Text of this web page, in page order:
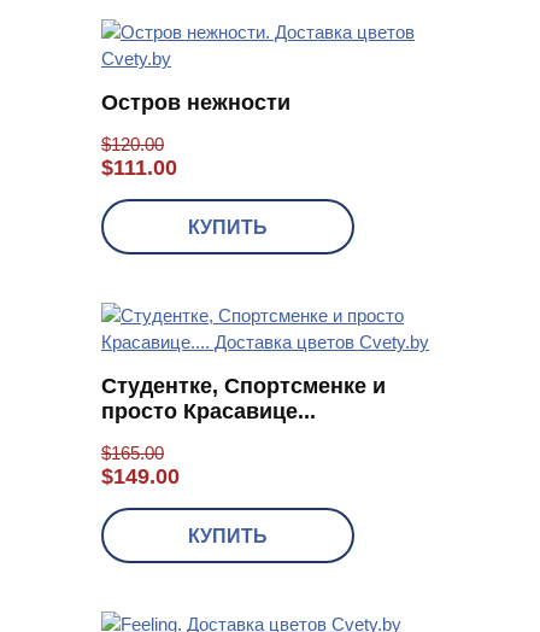
Остров нежности
$120.00
$111.00
КУПИТЬ
Студентке, Спортсменке и
просто Красавице...
$165.00
$149.00
КУПИТЬ